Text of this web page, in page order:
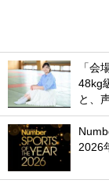
「会
48kg
と、
2026